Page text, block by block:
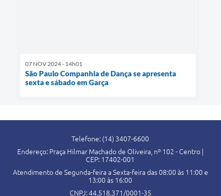
07 NOV 2024 - 14h01
São Paulo Companhia de Dança se apresenta
sexta e sábado em Garça
Telefone: (14) 3407-6600
Endereço: Praça Hilmar Machado de Oliveira, nº 102 - Centro |
CEP: 17402-001
Atendimento de Segunda-feira a Sexta-feira das 08:00 às 11:00 e
13:00 às 16:00
CNPJ: 44.518.371/0001-35